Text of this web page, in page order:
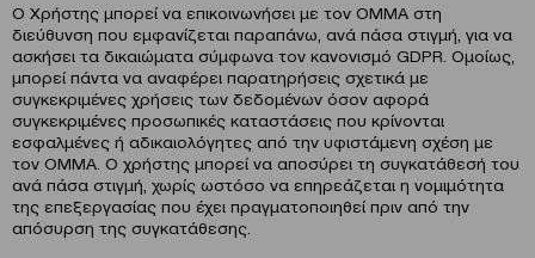
Ο Χρήστης μπορεί να επικοινωνήσει με τον ΟΜΜΑ στη
διεύθυνση που εμφανίζεται παραπάνω, ανά πάσα στιγμή, για να
ασκήσει τα δικαιώματα σύμφωνα τον κανονισμό GDPR. Ομοίως,
μπορεί πάντα να αναφέρει παρατηρήσεις σχετικά με
συγκεκριμένες χρήσεις των δεδομένων όσον αφορά
συγκεκριμένες προσωπικές καταστάσεις που κρίνονται
εσφαλμένες ή αδικαιολόγητες από την υφιστάμενη σχέση με
τον ΟΜΜΑ. Ο χρήστης μπορεί να αποσύρει τη συγκατάθεσή του
ανά πάσα στιγμή, χωρίς ωστόσο να επηρεάζεται η νομιμότητα
της επεξεργασίας που έχει πραγματοποιηθεί πριν από την
απόσυρση της συγκατάθεσης.